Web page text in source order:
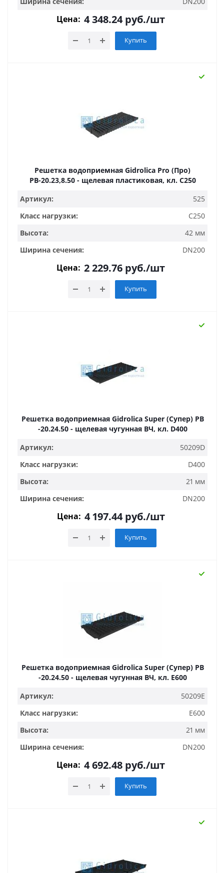
Цена: 4 348.24руб./шт
Купить
Решетка водоприемная Gidrolica Pro (Про)
РВ-20.23,8.50 - щелевая пластиковая, кл. С250
Артикул:
525
Класс нагрузки:
C250
Высота:
42 мм
Ширина сечения:
DN200
Цена: 2 229.76 руб./шт
Купить
Решетка водоприемная Gidrolica Super (Супер) РВ
-20.24.50 - щелевая чугунная ВЧ, кл. D400
Артикул:
50209D
Класс нагрузки:
D400
Высота:
21 мм
Ширина сечения:
DN200
Цена: 4 197.44руб./шт
Купить
Решетка водоприемная Gidrolica Super (Супер) РВ
-20.24.50 - щелевая чугунная ВЧ, кл. E600
Артикул:
50209E
Класс нагрузки:
E600
Высота:
21 мм
Ширина сечения:
DN200
Цена: 4 692.48 руб./шт
Купить